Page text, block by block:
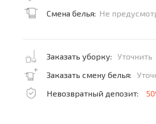
Смена белья: Не
Заказать уборку:
Уточнить
Заказать смену белья:
Невозвратный депозит: